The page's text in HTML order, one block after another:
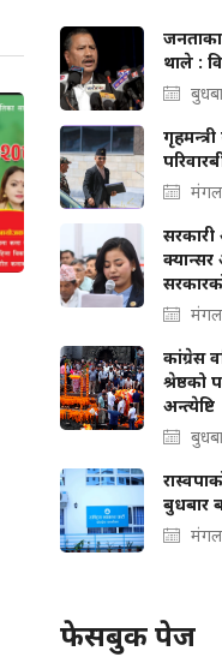
थाले :
कांग्रेस
श्रेष्ठको
अन्त्येष्टि
बुधबार
फेसबुक पेज